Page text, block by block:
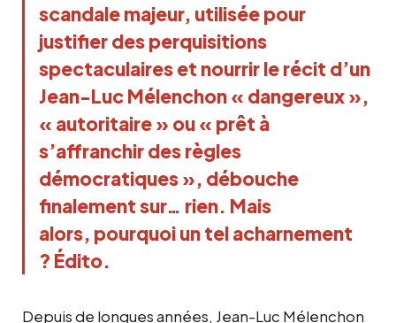
scandale majeur, utilisée pour
justifier des perquisitions
spectaculaires et nourrir le récit d’un
Jean-Luc Mélenchon « dangereux »,
« autoritaire » ou « prêt à
s’affranchir des règles
démocratiques », débouche
finalement sur… rien. Mais
alors, pourquoi un tel acharnement
? Édito.
Depuis de longues années, Jean-Luc Mélenchon